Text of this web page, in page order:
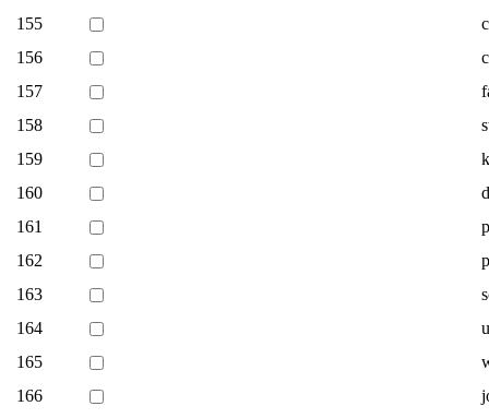
155
156
157
158
159
160
161
162
163
164
165
166